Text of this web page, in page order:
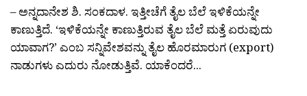
– ಅನ್ನದಾನೇಶ ಶಿ. ಸಂಕದಾಳ. ಇತ್ತೀಚೆಗೆ ತೈಲ ಬೆಲೆ ಇಳಿಕೆಯನ್ನೇ
ಕಾಣುತ್ತಿದೆ. ‘ಇಳಿಕೆಯನ್ನೇ ಕಾಣುತ್ತಿರುವ ತೈಲ ಬೆಲೆ ಮತ್ತೆ ಏರುವುದು
ಯಾವಾಗ?’ ಎಂಬ ಸನ್ನಿವೇಶವನ್ನು ತೈಲ ಹೊರಮಾರುಗ (export)
ನಾಡುಗಳು ಎದುರು ನೋಡುತ್ತಿವೆ. ಯಾಕೆಂದರೆ...